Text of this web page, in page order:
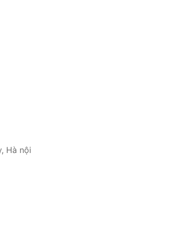
Hà nội